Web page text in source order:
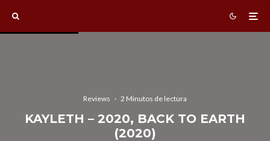
Reviews · 2 Minutos de lectura
KAYLETH – 2020, BACK TO EARTH
(2020)